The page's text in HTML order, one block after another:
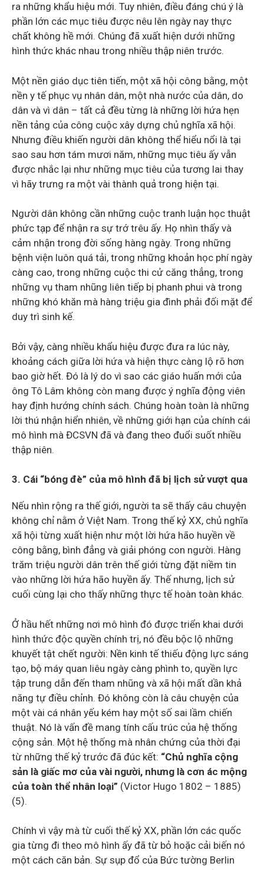
ra những khẩu hiệu mới. Tuy nhiên, điều đáng chú ý là
phần lớn các mục tiêu được nêu lên ngày nay thực
chất không hề mới. Chúng đã xuất hiện dưới những
hình thức khác nhau trong nhiều thập niên trước.
Một nền giáo dục tiên tiến, một xã hội công bằng, một
nền y tế phục vụ nhân dân, một nhà nước của dân, do
dân và vì dân – tất cả đều từng là những lời hứa hẹn
nền tảng của công cuộc xây dựng chủ nghĩa xã hội.
Nhưng điều khiến người dân không thể hiểu nổi là tại
sao sau hơn tám mươi năm, những mục tiêu ấy vẫn
được nhắc lại như những mục tiêu của tương lai thay
vì hãy trưng ra một vài thành quả trong hiện tại.
Người dân không cần những cuộc tranh luận học thuật
phức tạp để nhận ra sự trớ trêu ấy. Họ nhìn thấy và
cảm nhận trong đời sống hàng ngày. Trong những
bệnh viện luôn quá tải, trong những khoản học phí ngày
càng cao, trong những cuộc thi cử căng thẳng, trong
những vụ tham nhũng liên tiếp bị phanh phui và trong
những khó khăn mà hàng triệu gia đình phải đối mặt để
duy trì sinh kế.
Bởi vậy, càng nhiều khẩu hiệu được đưa ra lúc này,
khoảng cách giữa lời hứa và hiện thực càng lộ rõ hơn
bao giờ hết. Đó là lý do vì sao các giáo huấn mới của
ông Tô Lâm không còn mang được ý nghĩa động viên
hay định hướng chính sách. Chúng hoàn toàn là những
lời thú nhận hiển nhiên, về những giới hạn của chính cái
mô hình mà ĐCSVN đã và đang theo đuổi suốt nhiều
thập niên.
3. Cái “bóng đè” của mô hình đã bị lịch sử vượt qua
Nếu nhìn rộng ra thế giới, người ta sẽ thấy câu chuyện
không chỉ nằm ở Việt Nam. Trong thế kỷ XX, chủ nghĩa
xã hội từng xuất hiện như một lời hứa hão huyền về
công bằng, bình đẳng và giải phóng con người. Hàng
trăm triệu người dân trên thế giới từng đặt niềm tin
vào những lời hứa hão huyền ấy. Thế nhưng, lịch sử
cuối cùng lại cho thấy những thực tế hoàn toàn khác.
Ở hầu hết những nơi mô hình đó được triển khai dưới
hình thức độc quyền chính trị, nó đều bộc lộ những
khuyết tật chết người: Nền kinh tế thiếu động lực sáng
tạo, bộ máy quan liêu ngày càng phình to, quyền lực
tập trung dẫn đến tham nhũng và xã hội mất dần khả
năng tự điều chỉnh. Đó không còn là câu chuyện của
một vài cá nhân yếu kém hay một số sai lầm chiến
thuật. Nó là vấn đề mang tính cấu trúc của hệ thống
cộng sản. Một hệ thống mà nhân chứng của thời đại
từ những thế kỷ trước đã đúc kết: “Chủ nghĩa cộng
sản là giấc mơ của vài người, nhưng là cơn ác mộng
của toàn thể nhân loại” (Victor Hugo 1802 – 1885)
(5).
Chính vì vậy mà từ cuối thế kỷ XX, phần lớn các quốc
gia từng đi theo mô hình ấy đã từ bỏ hoặc cải biến nó
một cách căn bản. Sự sụp đổ của Bức tường Berlin